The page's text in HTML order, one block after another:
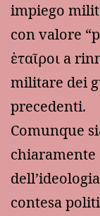
impiego
con valore
ἑταῖροι a
militare dei
precedenti.
Comunque
contesa